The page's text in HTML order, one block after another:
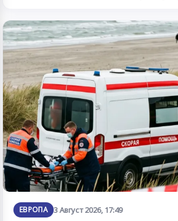
ЕВРОПА 3 Август 2026, 17:49